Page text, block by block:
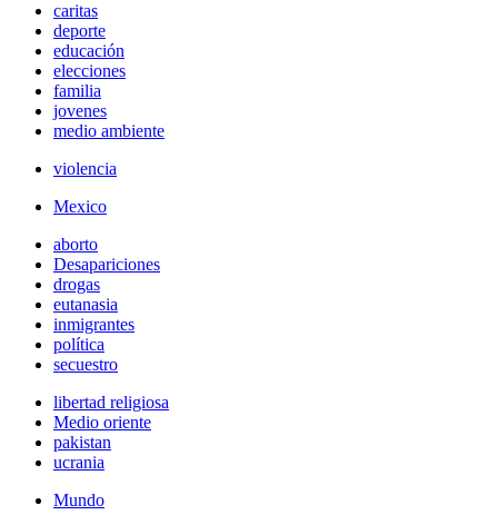
caritas
deporte
educación
elecciones
familia
jovenes
medio ambiente
violencia
Mexico
aborto
Desapariciones
drogas
eutanasia
inmigrantes
política
secuestro
libertad religiosa
Medio oriente
pakistan
ucrania
Mundo